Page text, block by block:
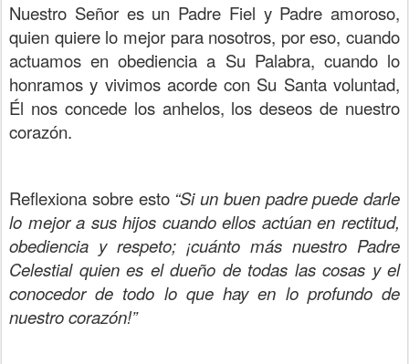
Nuestro Señor es un Padre Fiel y Padre amoroso,
quien quiere lo mejor para nosotros, por eso, cuando
actuamos en obediencia a Su Palabra, cuando lo
honramos y vivimos acorde con Su Santa voluntad,
Él nos concede los anhelos, los deseos de nuestro
corazón.
Reflexiona sobre esto “Si un buen padre puede darle
lo mejor a sus hijos cuando ellos actúan en rectitud,
obediencia y respeto; ¡cuánto más nuestro Padre
Celestial quien es el dueño de todas las cosas y el
conocedor de todo lo que hay en lo profundo de
nuestro corazón!”